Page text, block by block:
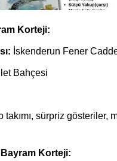
Korteji:
İskenderun Fener
Bahçesi
takımı, sürpriz gösteriler,
Bayram Korteji: